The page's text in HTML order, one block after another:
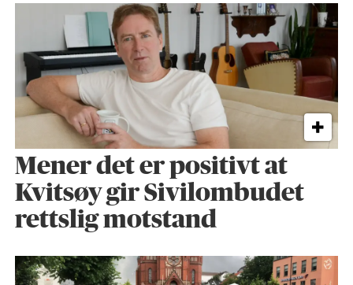
Mener det er positivt at
Kvitsøy gir Sivilombudet
rettslig motstand